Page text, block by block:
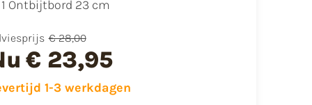
1 Ontbijtbord 23 cm
€ 28,00
€ 23,95
1-3 werkdagen